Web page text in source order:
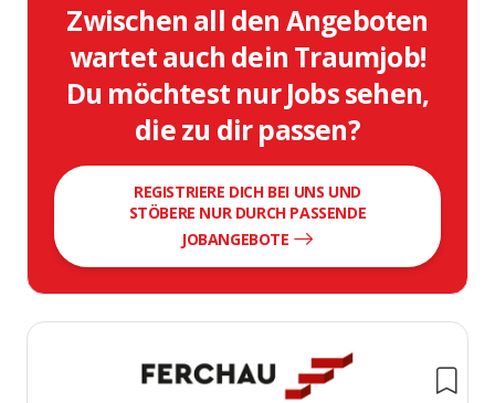
Zwischen all den Angeboten
wartet auch dein Traumjob!
Du möchtest nur Jobs sehen,
die zu dir passen?
REGISTRIERE DICH BEI UNS UND
STÖBERE NUR DURCH PASSENDE
JOBANGEBOTE